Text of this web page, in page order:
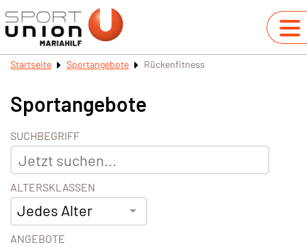
Startseite Sportangebote Rückenfitness
Sportangebote
SUCHBEGRIFF
ALTERSKLASSEN
Jedes Alter
ANGEBOTE